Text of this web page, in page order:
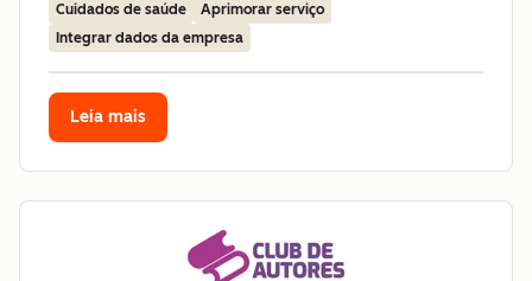
Cuidados de saúde
Aprimorar serviço
Integrar dados da empresa
Leia mais